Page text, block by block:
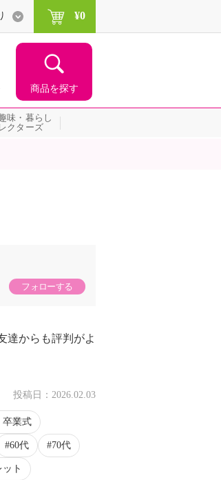
商品を探す
¥0
味・暮らし
クターズ
フォローする
達からも評判がよ
投稿日： 2026.02.03
卒業式
60代 70代
ト